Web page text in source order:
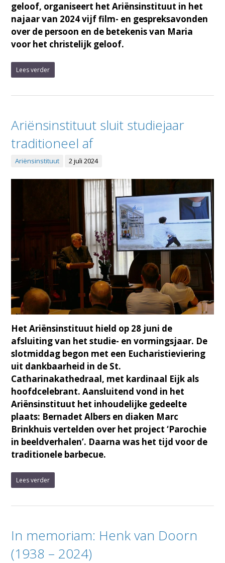
geloof, organiseert het Ariënsinstituut in het
najaar van 2024 vijf film- en gespreksavonden
over de persoon en de betekenis van Maria
voor het christelijk geloof.
Lees verder
Ariënsinstituut sluit studiejaar
traditioneel af
Ariënsinstituut 2 juli 2024
Het Ariënsinstituut hield op 28 juni de
afsluiting van het studie- en vormingsjaar. De
slotmiddag begon met een Eucharistieviering
uit dankbaarheid in de St.
Catharinakathedraal, met kardinaal Eijk als
hoofdcelebrant. Aansluitend vond in het
Ariënsinstituut het inhoudelijke gedeelte
plaats: Bernadet Albers en diaken Marc
Brinkhuis vertelden over het project ‘Parochie
in beeldverhalen’. Daarna was het tijd voor de
traditionele barbecue.
Lees verder
In memoriam: Henk van Doorn
(1938 – 2024)